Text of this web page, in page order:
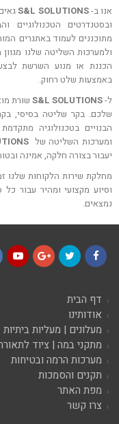
אנו ב-S&L SOLUTIONS
ובסטנדרטים הטכנולוגיים
מתוכננים לעמוד באתגרים
ולמערכות השליטה שלנו
הכננת או מנוע השרשת
באמצעות שלט רחוק.
ל-S&L SOLUTIONS שורת
שלכם. בקר שליטה בסיסי,
הבנויים בטכנולוגיה
ומערכות השליטה של
יעבור בצורה חלקה, אמינה
וסיוע מקצועי ומהיר עבור
נמצאים.
דף הבית
אודותינו
מעלונים | מעליות ביתיות
מתקני במה | ציוד
מערכות הרמה ובטיחות
תקנים והסמכות
מפת האתר
צרו קשר